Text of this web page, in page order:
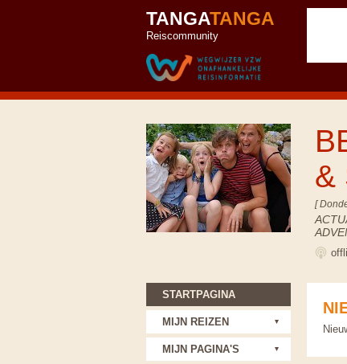
TANGATANGA
Reiscommunity
&
[
STARTPAGINA
MIJN REIZEN
MIJN PAGINA'S